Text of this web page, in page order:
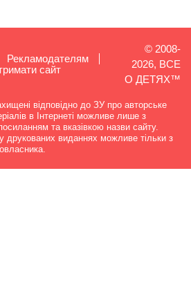
Рекламодателям
сайт
© 2008-
2026, ВСЕ
О ДЕТЯХ™
відповідно до ЗУ про авторське
в Інтернеті можливе лише з
та вказівкою назви сайту.
друкованих виданнях можливе тільки з